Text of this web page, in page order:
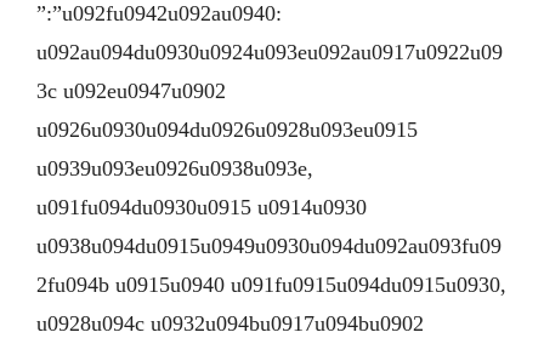
”:”u092fu0942u092au0940:
u092au094du0930u0924u093eu092au0917u0922u09
3c u092eu0947u0902
u0926u0930u094du0926u0928u093eu0915
u0939u093eu0926u0938u093e,
u091fu094du0930u0915 u0914u0930
u0938u094du0915u0949u0930u094du092au093fu09
2fu094b u0915u0940 u091fu0915u094du0915u0930,
u0928u094c u0932u094bu0917u094bu0902